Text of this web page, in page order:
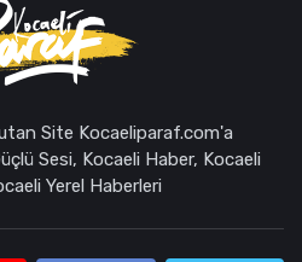
Site Kocaeliparaf.com'a
Sesi, Kocaeli Haber, Kocaeli
Yerel Haberleri